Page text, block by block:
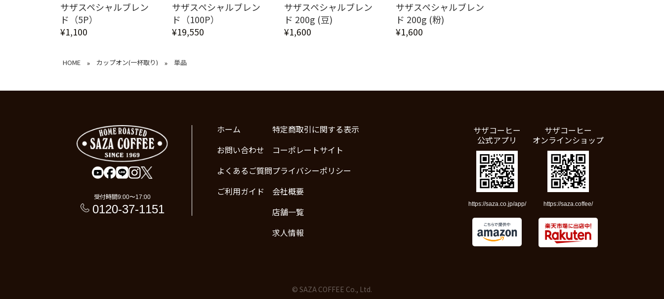
サザスペシャルブレン
ド（5P）
¥1,100
サザスペシャルブレン
ド（100P）
¥19,550
サザスペシャルブレン
ド 200g (豆)
¥1,600
サザスペシャルブレン
ド 200g (粉)
¥1,600
HOME » カップオン(一杯取り) » 単品
受付時間9:00〜17:00
0120-37-1151
ホーム
お問い合わせ
よくあるご質問
ご利用ガイド
特定商取引に関する表示
コーポレートサイト
プライバシーポリシー
会社概要
店舗一覧
求人情報
サザコーヒー
公式アプリ
https://saza.co.jp/app/
サザコーヒー
オンラインショップ
https://saza.coffee/
© SAZA COFFEE Co., Ltd.